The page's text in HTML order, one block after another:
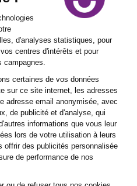
une
chez
pour
?
LA FICHE
sessions pour